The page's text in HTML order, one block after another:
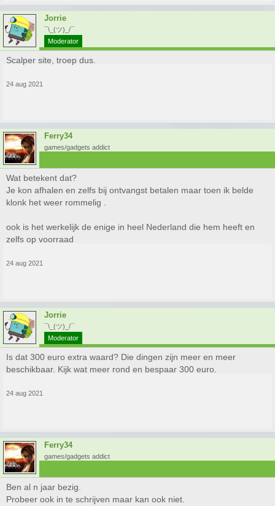
Jorrie
¯\_(ツ)_/¯
Moderator
Scalper site, troep dus.
24 aug 2021
Ferry34
games/gadgets addict
Wat betekent dat?
Je kon afhalen en zelfs bij ontvangst betalen maar toen ik belde
klonk het weer rommelig .
ook is het werkelijk de enige in heel Nederland die hem heeft en
zelfs op voorraad
24 aug 2021
Jorrie
¯\_(ツ)_/¯
Moderator
Is dat 300 euro extra waard? Die dingen zijn meer en meer
beschikbaar. Kijk wat meer rond en bespaar 300 euro.
24 aug 2021
Ferry34
games/gadgets addict
Ben al n jaar bezig.
Probeer ook in te schrijven maar kan ook niet.